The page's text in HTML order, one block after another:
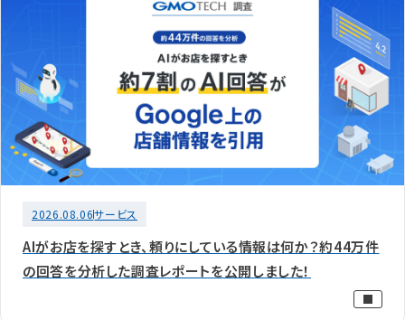
2026.08.06サービス
AIがお店を探すとき、頼りにしている情報は何か？約44万件
の回答を分析した調査レポートを公開しました！